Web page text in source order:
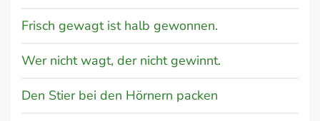
Frisch gewagt ist halb gewonnen.
Wer nicht wagt, der nicht gewinnt.
Den Stier bei den Hörnern packen